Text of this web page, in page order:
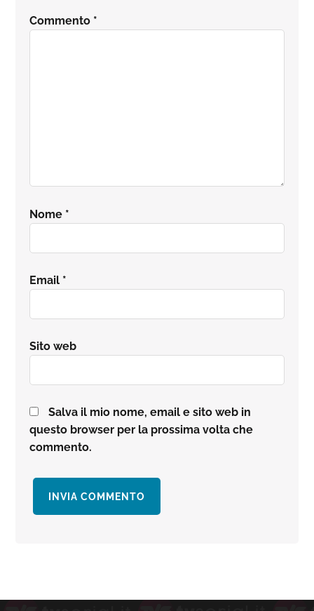
Commento *
Nome *
Email *
Sito web
Salva il mio nome, email e sito web in
questo browser per la prossima volta che
commento.